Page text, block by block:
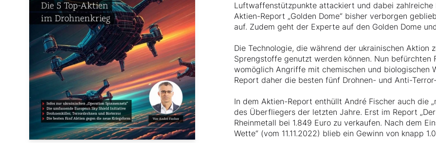
Luftwaffenstützpunkte attackiert und dabei
Aktien-Report „Golden Dome“ bisher verborgen
auf. Zudem geht der Experte auf den Golden Dome
Die Technologie, die während der ukrainischen
Sprengstoffe genutzt werden können. Nun
womöglich Angriffe mit chemischen und biologischen
Report daher die besten fünf Drohnen- und Anti-
In dem Aktien-Report enthüllt André Fischer auch die
des Überfliegers der letzten Jahre. Erst im Report
Rheinmetall bei 1.849 Euro zu verkaufen. Nach dem
Wette“ (vom 11.11.2022) blieb ein Gewinn von knapp